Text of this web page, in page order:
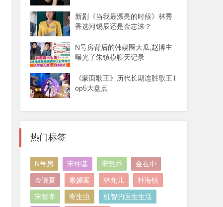
新剧《当我最漂亮的时候》林秀
香选河锡辰还是金志洙？
N号房背后的韩娱圈大瓜,赵博主
曝光了朱镇模聊天记录
《蒙面歌王》历代长期连胜歌王T
op5大盘点
热门标签
N号房 宋仲基 宋慧乔 金在中
金请夏 素媛案 林允儿 朴海镇
宋智孝 寄生虫 机智的医生生活